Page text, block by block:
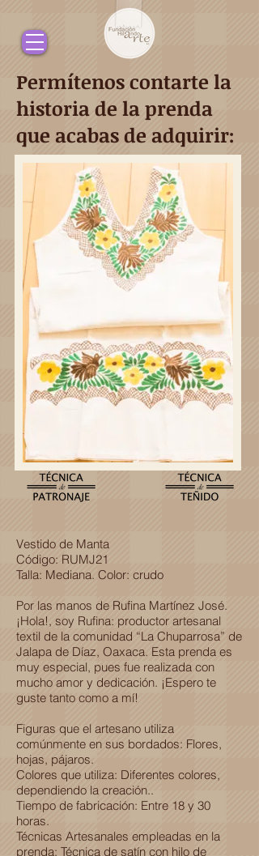
Permítenos contarte la
historia de la prenda
que acabas de adquirir:
Vestido de Manta
Código: RUMJ21
Talla: Mediana. Color: crudo
Por las manos de Rufina Martínez José.
¡Hola!, soy Rufina: productor artesanal
textil de la comunidad “La Chuparrosa” de
Jalapa de Díaz, Oaxaca. Esta prenda es
muy especial, pues fue realizada con
mucho amor y dedicación. ¡Espero te
guste tanto como a mí!
Figuras que el artesano utiliza
comúnmente en sus bordados: Flores,
hojas, pájaros.
Colores que utiliza: Diferentes colores,
dependiendo la creación..
Tiempo de fabricación: Entre 18 y 30
horas.
Técnicas Artesanales empleadas en la
prenda: Técnica de satín con hilo de